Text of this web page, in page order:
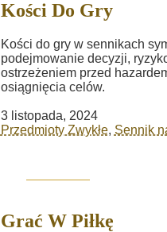
Kości Do Gry
Kości do gry w sennikach
podejmowanie decyzji,
ostrzeżeniem przed
osiągnięcia celów.
3 listopada, 2024
Przedmioty Zwykłe, Sennik
Grać W Piłkę